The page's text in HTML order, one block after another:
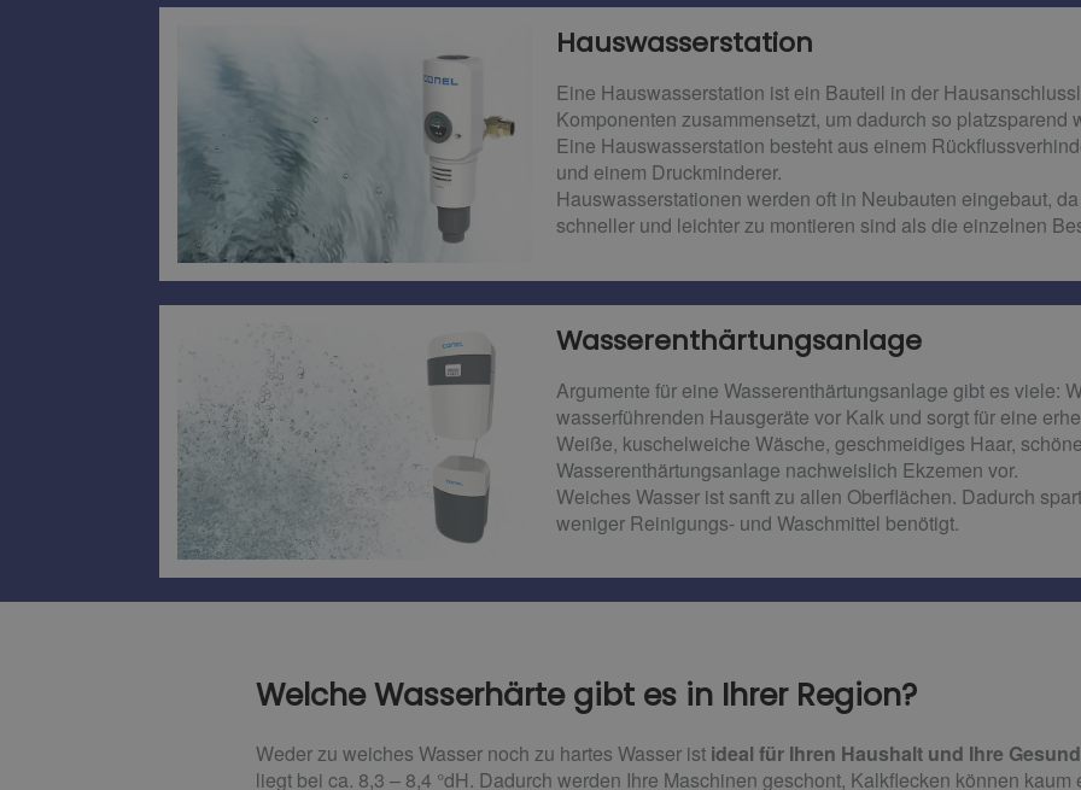
Hauswasserstation
Eine Hauswasserstation ist ein Bauteil in der
Komponenten zusammensetzt, um dadurch so platzsparend
Eine Hauswasserstation besteht aus einem
und einem Druckminderer.
Hauswasserstationen werden oft in Neubauten eingebaut,
schneller und leichter zu montieren sind als die einzelnen
Wasserenthärtungsanlage
Argumente für eine Wasserenthärtungsanlage gibt es viele:
wasserführenden Hausgeräte vor Kalk und sorgt für eine
Weiße, kuschelweiche Wäsche, geschmeidiges Haar,
Wasserenthärtungsanlage nachweislich Ekzemen vor.
Weiches Wasser ist sanft zu allen Oberflächen. Dadurch
weniger Reinigungs- und Waschmittel benötigt.
Welche Wasserhärte gibt es in Ihrer Region?
Weder zu weiches Wasser noch zu hartes Wasser ist ideal für Ihren Haushalt und Ihre
liegt bei ca. 8,3 – 8,4 °dH. Dadurch werden Ihre Maschinen geschont, Kalkflecken können